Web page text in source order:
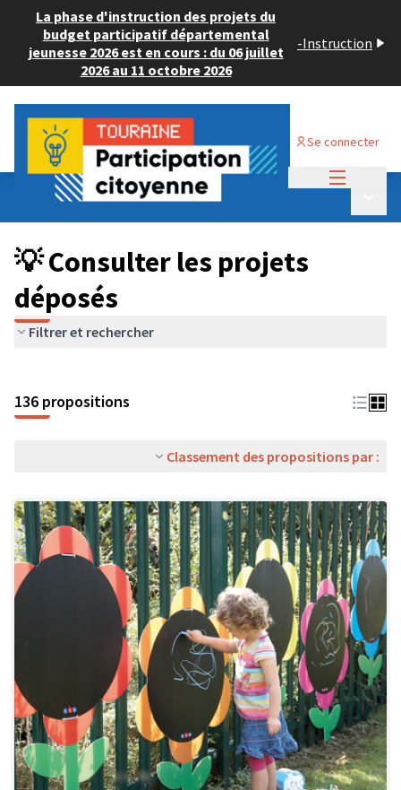
La phase d'instruction des projets du
budget participatif départemental
jeunesse 2026 est en cours : du 06 juillet
2026 au 11 octobre 2026
-Instruction
Se connecter
Budget Participatif JEUNESSE 2024
💡 Consulter les projets déposés
💡 Consulter les projets
déposés
Filtrer et rechercher
136 propositions
Classement des propositions par :